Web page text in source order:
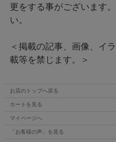
更をする事がございます
い。
＜掲載の記事、画像、イ
載等を禁じます。＞
お店のトップへ戻る
カートを見る
マイページへ
「お客様の声」を見る